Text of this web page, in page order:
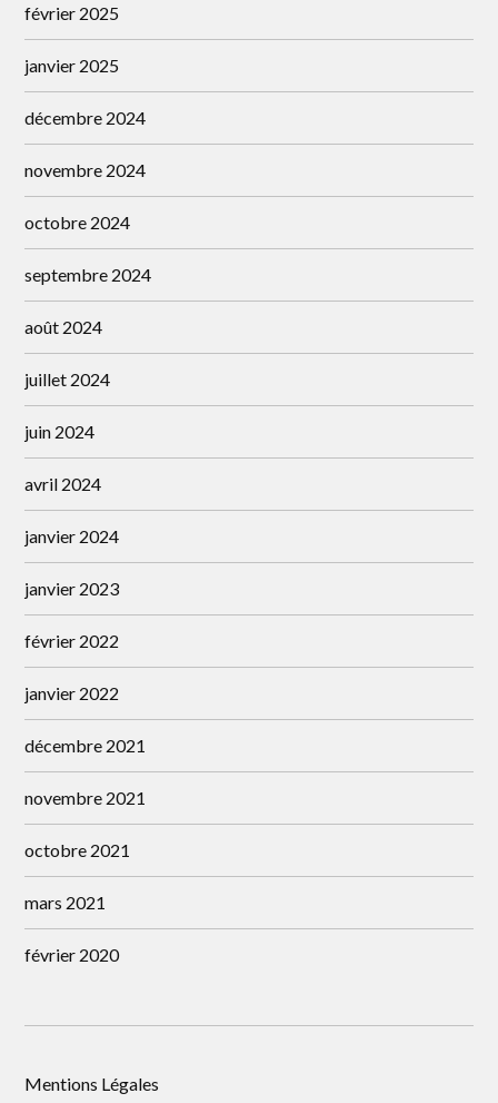
février 2025
janvier 2025
décembre 2024
novembre 2024
octobre 2024
septembre 2024
août 2024
juillet 2024
juin 2024
avril 2024
janvier 2024
janvier 2023
février 2022
janvier 2022
décembre 2021
novembre 2021
octobre 2021
mars 2021
février 2020
Mentions Légales